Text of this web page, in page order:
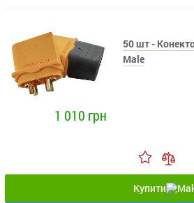
50 шт -
Male
1 010 грн
Купити